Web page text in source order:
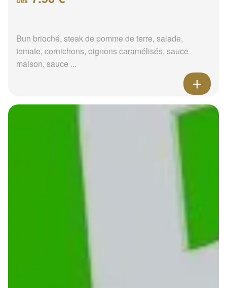
Bun brioché, steak de pomme de terre, salade,
tomate, cornichons, oignons caramélisés, sauce
maison, sauce ...